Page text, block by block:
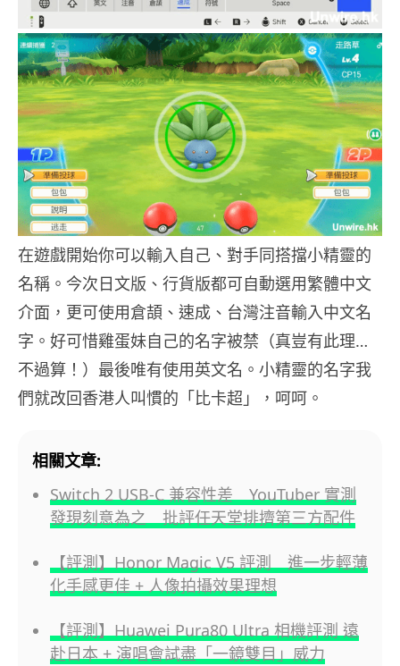
在遊戲開始你可以輸入自己、對手同搭擋小精靈的
名稱。今次日文版、行貨版都可自動選用繁體中文
介面，更可使用倉頡、速成、台灣注音輸入中文名
字。好可惜雞蛋妹自己的名字被禁（真豈有此理…
不過算！）最後唯有使用英文名。小精靈的名字我
們就改回香港人叫慣的「比卡超」，呵呵。
相關文章:
Switch 2 USB-C 兼容性差 YouTuber 實測
發現刻意為之 批評任天堂排擠第三方配件
【評測】Honor Magic V5 評測 進一步輕薄
化手感更佳 + 人像拍攝效果理想
【評測】Huawei Pura80 Ultra 相機評測 遠
赴日本 + 演唱會試盡「一鏡雙目」威力